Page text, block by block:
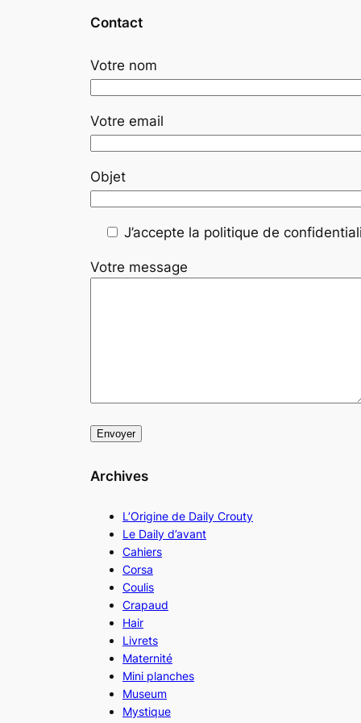
Contact
Votre nom
Votre email
Objet
J’accepte la politique de
Votre message
Archives
L’Origine de Daily Crouty
Le Daily d’avant
Cahiers
Corsa
Coulis
Crapaud
Hair
Livrets
Maternité
Mini planches
Museum
Mystique